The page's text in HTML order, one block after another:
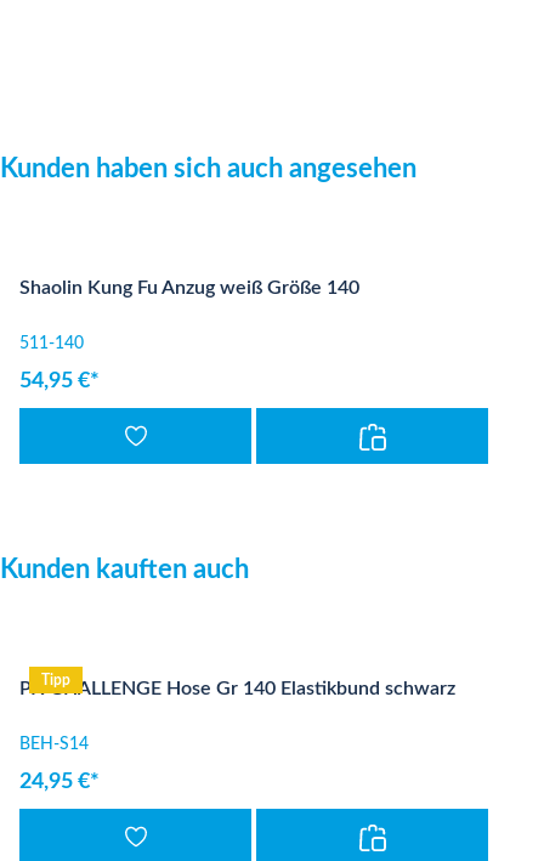
Produktgalerie überspringen
Kunden haben sich auch angesehen
Shaolin Kung Fu Anzug weiß Größe 140
511-140
54,95 €*
Produktgalerie überspringen
Kunden kauften auch
Tipp
PX CHALLENGE Hose Gr 140 Elastikbund schwarz
BEH-S14
24,95 €*